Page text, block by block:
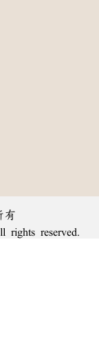
有
rights reserved.